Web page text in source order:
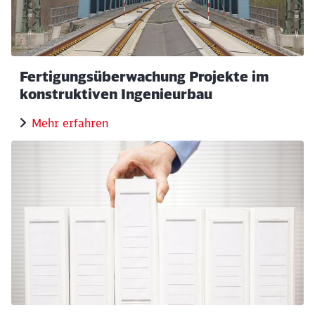
Fertigungsüberwachung Projekte im
konstruktiven Ingenieurbau
Mehr erfahren